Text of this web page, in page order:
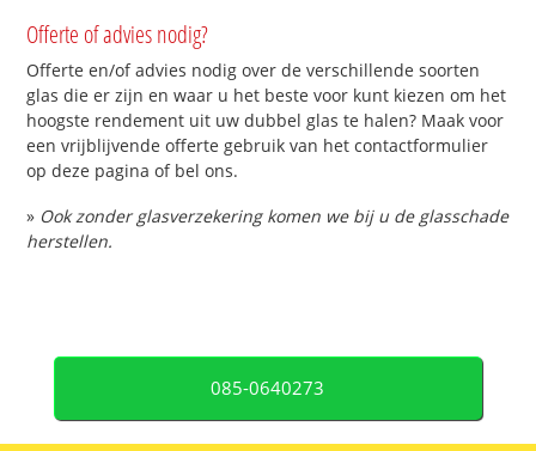
Offerte of advies nodig?
Offerte en/of advies nodig over de verschillende soorten
glas die er zijn en waar u het beste voor kunt kiezen om het
hoogste rendement uit uw dubbel glas te halen? Maak voor
een vrijblijvende offerte gebruik van het contactformulier
op deze pagina of bel ons.
» Ook zonder glasverzekering komen we bij u de glasschade
herstellen.
085-0640273